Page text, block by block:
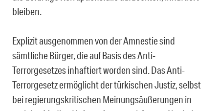
bleiben.
Explizit ausgenommen von der Amnestie sind
sämtliche Bürger, die auf Basis des Anti-
Terrorgesetzes inhaftiert worden sind. Das Anti-
Terrorgesetz ermöglicht der türkischen Justiz, selbst
bei regierungskritischen Meinungsäußerungen in